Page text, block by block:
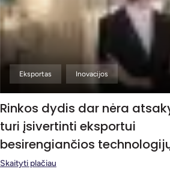
Eksportas Inovacijos
Rinkos dydis dar nėra
turi įsivertinti eksportui
besirengiančios
Skaityti plačiau